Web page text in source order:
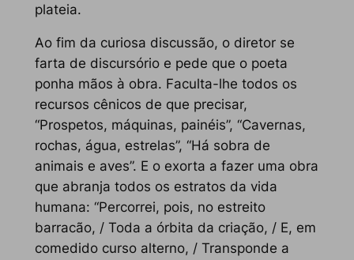
plateia.
Ao fim da curiosa discussão, o diretor se
farta de discursório e pede que o poeta
ponha mãos à obra. Faculta-lhe todos os
recursos cênicos de que precisar,
“Prospetos, máquinas, painéis”, “Cavernas,
rochas, água, estrelas”, “Há sobra de
animais e aves”. E o exorta a fazer uma obra
que abranja todos os estratos da vida
humana: “Percorrei, pois, no estreito
barracão, / Toda a órbita da criação, / E, em
comedido curso alterno, / Transponde a